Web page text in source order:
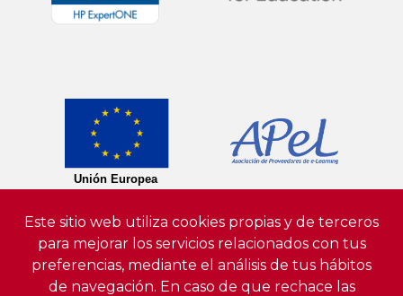
Este sitio web utiliza cookies propias y de terceros
para mejorar los servicios relacionados con tus
preferencias, mediante el análisis de tus hábitos
de navegación. En caso de que rechace las